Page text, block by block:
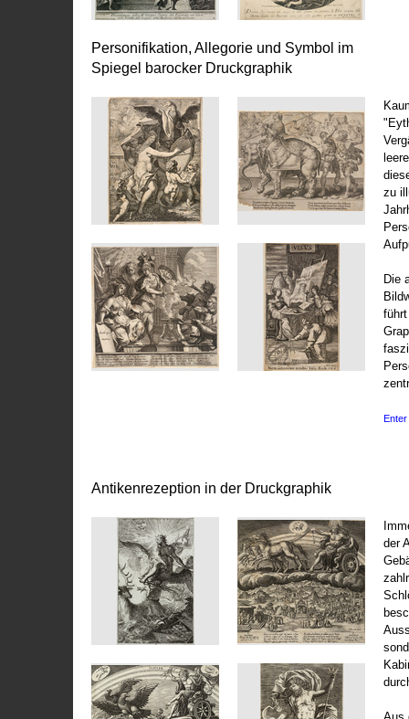
Personifikation, Allegorie und Symbol im
Spiegel barocker Druckgraphik
zu
Die
Enter
Antikenrezeption in der Druckgraphik
der